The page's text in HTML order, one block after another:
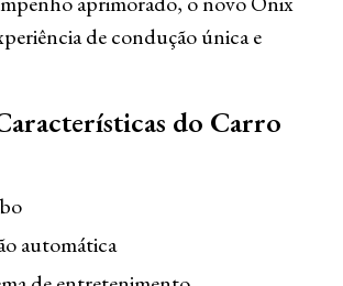
de condução única e
do Carro
automática